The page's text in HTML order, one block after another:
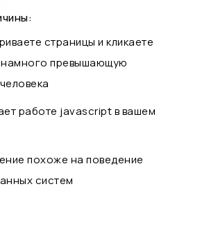
страницы и кликаете
превышающую
работе javascript в вашем
похоже на поведение
систем